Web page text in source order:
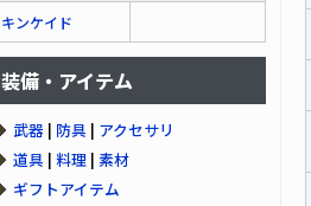
キンケイド
装備・アイテム
武器 | 防具 | アクセサリ
道具 | 料理 | 素材
ギフトアイテム